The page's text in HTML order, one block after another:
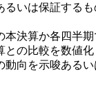
いは保証する
決算か各四半
の比較を数値
向を示唆ある